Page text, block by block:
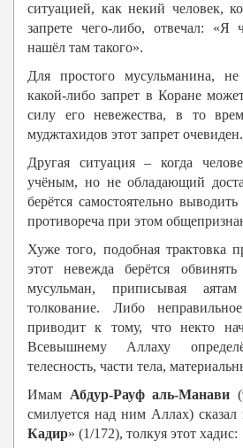
ситуацией, как некий человек,
запрете чего-либо, отвечал:
нашёл там такого».
Для простого мусульманина,
какой-либо запрет в Коране
силу его невежества, в то
муджтахидов этот запрет очевиден.
Другая ситуация – когда
учёным, но не обладающий
берётся самостоятельно
противореча при этом
Хуже того, подобная трактовка
этот невежда берётся
мусульман, приписывая
толкование. Либо
приводит к тому, что некто
Всевышнему Аллаху
телесность, части тела,
Имам Абдур-Рауф аль-Манави
смилуется над ним Аллах) сказал
Кадир» (1/172), толкуя этот хадис: